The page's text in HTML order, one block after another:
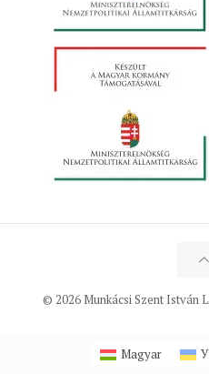
© 2026 Munkácsi Szent István
Magyar